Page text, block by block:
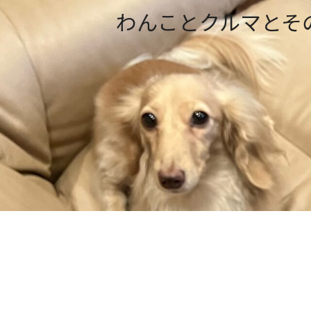
わんことクルマとそ